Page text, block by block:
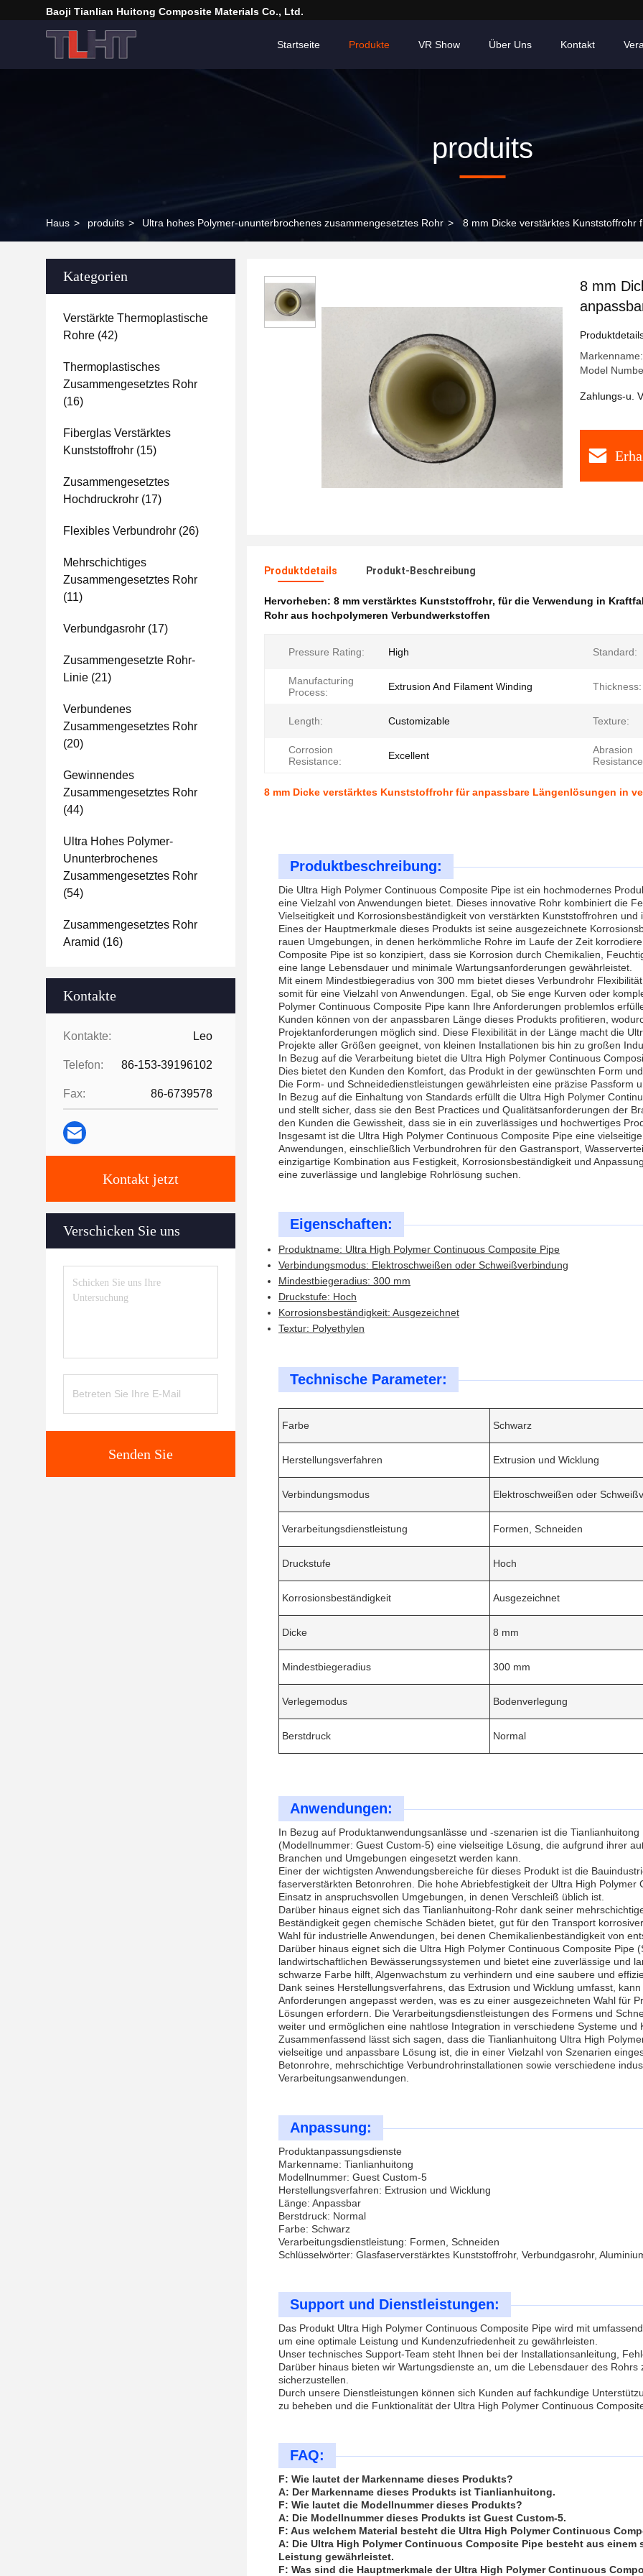
Baoji Tianlian Huitong Composite Materials Co., Ltd.
Startseite Produkte VR Show Über Uns Kontakt
produits
Haus > produits > Ultra hohes Polymer-ununterbrochenes zusammengesetztes Rohr > 8 mm Dicke verstärktes Kunststoffrohr
Kategorien
Verstärkte Thermoplastische
Rohre (42)
Thermoplastisches
Zusammengesetztes Rohr
(16)
Fiberglas Verstärktes
Kunststoffrohr (15)
Zusammengesetztes
Hochdruckrohr (17)
Flexibles Verbundrohr (26)
Mehrschichtiges
Zusammengesetztes Rohr
(11)
Verbundgasrohr (17)
Zusammengesetzte Rohr-
Linie (21)
Verbundenes
Zusammengesetztes Rohr
(20)
Gewinnendes
Zusammengesetztes Rohr
(44)
Ultra Hohes Polymer-
Ununterbrochenes
Zusammengesetztes Rohr
(54)
Zusammengesetztes Rohr
Aramid (16)
Kontakte
Kontakte: Leo
Telefon: 86-153-39196102
Fax: 86-6739578
Kontakt jetzt
Verschicken Sie uns
Senden Sie
8 mm
Model
Zahlungs-u.
Produktdetails Produkt-Beschreibung
Hervorheben: 8 mm verstärktes Kunststoffrohr, für die Verwendung in
Rohr aus hochpolymeren Verbundwerkstoffen
Pressure Rating: High Standard:
Manufacturing
Process:
Extrusion And Filament Winding Thickness:
Length: Customizable Texture:
Corrosion
Resistance:
Excellent
Abrasion
8 mm Dicke verstärktes Kunststoffrohr für anpassbare Längenlösungen in
Produktbeschreibung:
Die Ultra High Polymer Continuous Composite Pipe ist ein hochmodernes
eine Vielzahl von Anwendungen bietet. Dieses innovative Rohr kombiniert die
Vielseitigkeit und Korrosionsbeständigkeit von verstärkten Kunststoffrohren und
Eines der Hauptmerkmale dieses Produkts ist seine ausgezeichnete
rauen Umgebungen, in denen herkömmliche Rohre im Laufe der Zeit
Composite Pipe ist so konzipiert, dass sie Korrosion durch Chemikalien,
eine lange Lebensdauer und minimale Wartungsanforderungen gewährleistet.
Mit einem Mindestbiegeradius von 300 mm bietet dieses Verbundrohr
somit für eine Vielzahl von Anwendungen. Egal, ob Sie enge Kurven oder
Polymer Continuous Composite Pipe kann Ihre Anforderungen problemlos
Kunden können von der anpassbaren Länge dieses Produkts profitieren,
Projektanforderungen möglich sind. Diese Flexibilität in der Länge macht die
Projekte aller Größen geeignet, von kleinen Installationen bis hin zu großen
In Bezug auf die Verarbeitung bietet die Ultra High Polymer Continuous
Dies bietet den Kunden den Komfort, das Produkt in der gewünschten Form
Die Form- und Schneidedienstleistungen gewährleisten eine präzise Passform
In Bezug auf die Einhaltung von Standards erfüllt die Ultra High Polymer
und stellt sicher, dass sie den Best Practices und Qualitätsanforderungen der
den Kunden die Gewissheit, dass sie in ein zuverlässiges und hochwertiges
Insgesamt ist die Ultra High Polymer Continuous Composite Pipe eine
Anwendungen, einschließlich Verbundrohren für den Gastransport,
einzigartige Kombination aus Festigkeit, Korrosionsbeständigkeit und
eine zuverlässige und langlebige Rohrlösung suchen.
Eigenschaften:
Produktname: Ultra High Polymer Continuous Composite Pipe
Verbindungsmodus: Elektroschweißen oder Schweißverbindung
Mindestbiegeradius: 300 mm
Druckstufe: Hoch
Korrosionsbeständigkeit: Ausgezeichnet
Textur: Polyethylen
Technische Parameter:
Farbe Schwarz
Herstellungsverfahren Extrusion und Wicklung
Verbindungsmodus Elektroschweißen oder
Verarbeitungsdienstleistung Formen, Schneiden
Druckstufe Hoch
Korrosionsbeständigkeit Ausgezeichnet
Dicke 8 mm
Mindestbiegeradius 300 mm
Verlegemodus Bodenverlegung
Berstdruck Normal
Anwendungen:
In Bezug auf Produktanwendungsanlässe und -szenarien ist die
(Modellnummer: Guest Custom-5) eine vielseitige Lösung, die aufgrund ihrer
Branchen und Umgebungen eingesetzt werden kann.
Einer der wichtigsten Anwendungsbereiche für dieses Produkt ist die
faserverstärkten Betonrohren. Die hohe Abriebfestigkeit der Ultra High
Einsatz in anspruchsvollen Umgebungen, in denen Verschleiß üblich ist.
Darüber hinaus eignet sich das Tianlianhuitong-Rohr dank seiner
Beständigkeit gegen chemische Schäden bietet, gut für den Transport
Wahl für industrielle Anwendungen, bei denen Chemikalienbeständigkeit von
Darüber hinaus eignet sich die Ultra High Polymer Continuous Composite Pipe
landwirtschaftlichen Bewässerungssystemen und bietet eine zuverlässige und
schwarze Farbe hilft, Algenwachstum zu verhindern und eine saubere und
Dank seines Herstellungsverfahrens, das Extrusion und Wicklung umfasst,
Anforderungen angepasst werden, was es zu einer ausgezeichneten Wahl für
Lösungen erfordern. Die Verarbeitungsdienstleistungen des Formens und
weiter und ermöglichen eine nahtlose Integration in verschiedene Systeme und
Zusammenfassend lässt sich sagen, dass die Tianlianhuitong Ultra High
vielseitige und anpassbare Lösung ist, die in einer Vielzahl von Szenarien
Betonrohre, mehrschichtige Verbundrohrinstallationen sowie verschiedene
Verarbeitungsanwendungen.
Anpassung:
Produktanpassungsdienste
Markenname: Tianlianhuitong
Modellnummer: Guest Custom-5
Herstellungsverfahren: Extrusion und Wicklung
Länge: Anpassbar
Berstdruck: Normal
Farbe: Schwarz
Verarbeitungsdienstleistung: Formen, Schneiden
Schlüsselwörter: Glasfaserverstärktes Kunststoffrohr, Verbundgasrohr,
Support und Dienstleistungen:
Das Produkt Ultra High Polymer Continuous Composite Pipe wird mit
um eine optimale Leistung und Kundenzufriedenheit zu gewährleisten.
Unser technisches Support-Team steht Ihnen bei der Installationsanleitung,
Darüber hinaus bieten wir Wartungsdienste an, um die Lebensdauer des
sicherzustellen.
Durch unsere Dienstleistungen können sich Kunden auf fachkundige
zu beheben und die Funktionalität der Ultra High Polymer Continuous
FAQ:
F: Wie lautet der Markenname dieses Produkts?
A: Der Markenname dieses Produkts ist Tianlianhuitong.
F: Wie lautet die Modellnummer dieses Produkts?
A: Die Modellnummer dieses Produkts ist Guest Custom-5.
F: Aus welchem Material besteht die Ultra High Polymer Continuous
A: Die Ultra High Polymer Continuous Composite Pipe besteht aus
Leistung gewährleistet.
F: Was sind die Hauptmerkmale der Ultra High Polymer Continuous